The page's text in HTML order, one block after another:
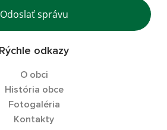
Odoslať správu
Rýchle odkazy
O obci
História obce
Fotogaléria
Kontakty